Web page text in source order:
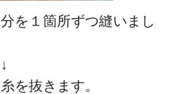
を１箇所ずつ縫いまし
抜きます。